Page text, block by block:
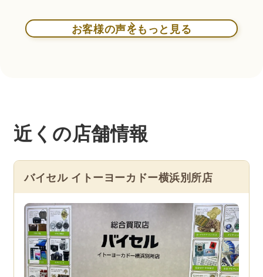
お客様の声をもっと見る
近くの店舗情報
バイセル イトーヨーカドー横浜別所店